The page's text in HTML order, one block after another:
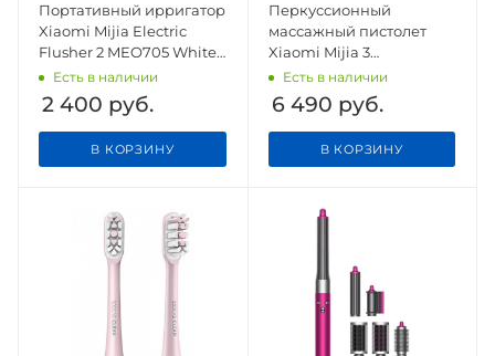
Портативный ирригатор
Xiaomi Mijia Electric
Flusher 2 MEO705 White
CNЕсть в наличии
2 400 руб.
В КОРЗИНУ
Перкуссионный
массажный пистолет
Xiaomi Mijia 3
MJJMQ05YM Blue CN
Есть в наличии
6 490 руб.
В КОРЗИНУ